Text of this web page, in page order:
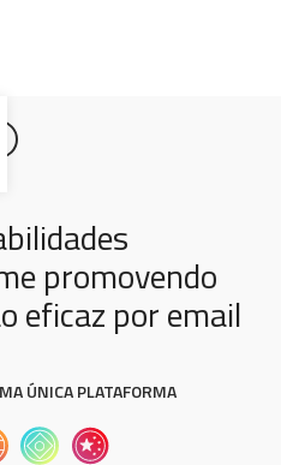
promovendo
eficaz por email
ÚNICA PLATAFORMA